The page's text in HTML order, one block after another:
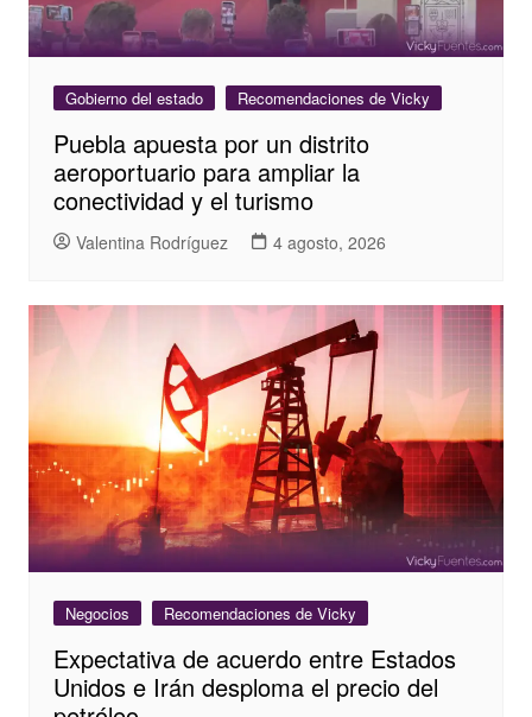
Gobierno del estado Recomendaciones de Vicky
Puebla apuesta por un distrito
aeroportuario para ampliar la
conectividad y el turismo
Valentina Rodríguez 4 agosto, 2026
Negocios Recomendaciones de Vicky
Expectativa de acuerdo entre Estados
Unidos e Irán desploma el precio del